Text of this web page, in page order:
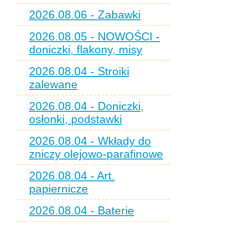
2026.08.06 - Zabawki
2026.08.05 - NOWOŚCI -
doniczki, flakony, misy
2026.08.04 - Stroiki
zalewane
2026.08.04 - Doniczki,
osłonki, podstawki
2026.08.04 - Wkłady do
zniczy olejowo-parafinowe
2026.08.04 - Art.
papiernicze
2026.08.04 - Baterie